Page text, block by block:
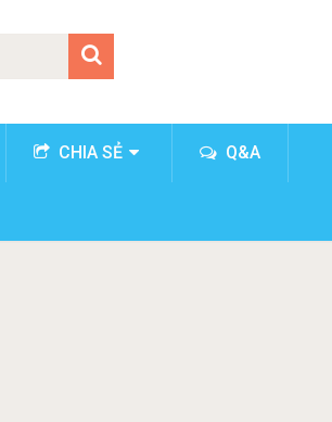
CHIA SẺ Q&A